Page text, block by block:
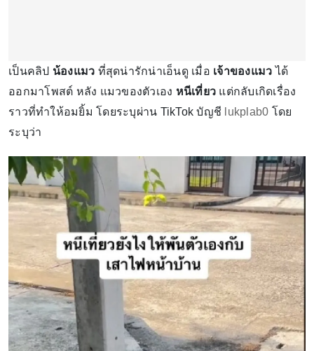
เป็นคลิป น้องแมว ที่สุดน่ารักน่าเอ็นดู เมื่อ เจ้าของแมว ได้
ออกมาโพสต์ หลัง แมวของตัวเอง หนีเที่ยว แต่กลับเกิดเรื่อง
ราวที่ทำให้อมยิ้ม โดยระบุผ่าน TikTok บัญชี
lukplab0 โดย
ระบุว่า